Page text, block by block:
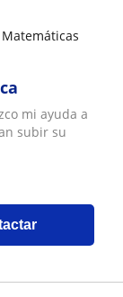
mi ayuda a
subir su